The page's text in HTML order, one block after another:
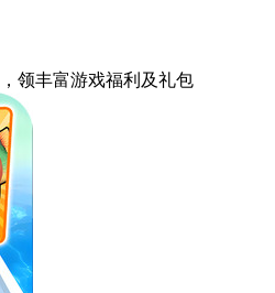
，领丰富游戏福利 及礼包